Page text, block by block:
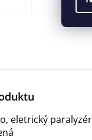
eletrický